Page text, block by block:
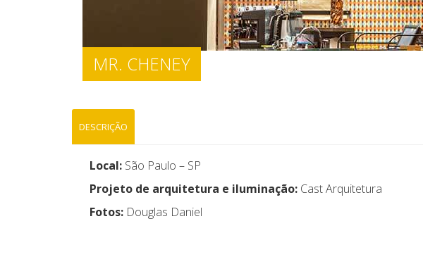
MR. CHENEY
DESCRIÇÃO
Local: São Paulo – SP
Projeto de arquitetura e iluminação: Cast Arquitetura
Fotos: Douglas Daniel